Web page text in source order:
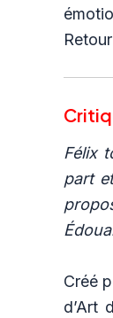
Félix
part
Créé
d’Art